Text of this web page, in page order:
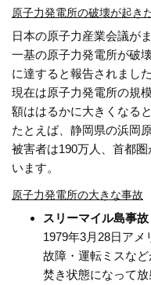
原子力発電所の破壊が起き
日本の原子力産業会議が
一基の原子力発電所が破
に達すると報告されまし
現在は原子力発電所の規
額ははるかに大きくなる
たとえば、静岡県の浜岡
被害者は190万人、首都
います。
原子力発電所の大きな事故
スリーマイル島事故
1979年3月28日アメ
故障・運転ミスな
焚き状態になって放